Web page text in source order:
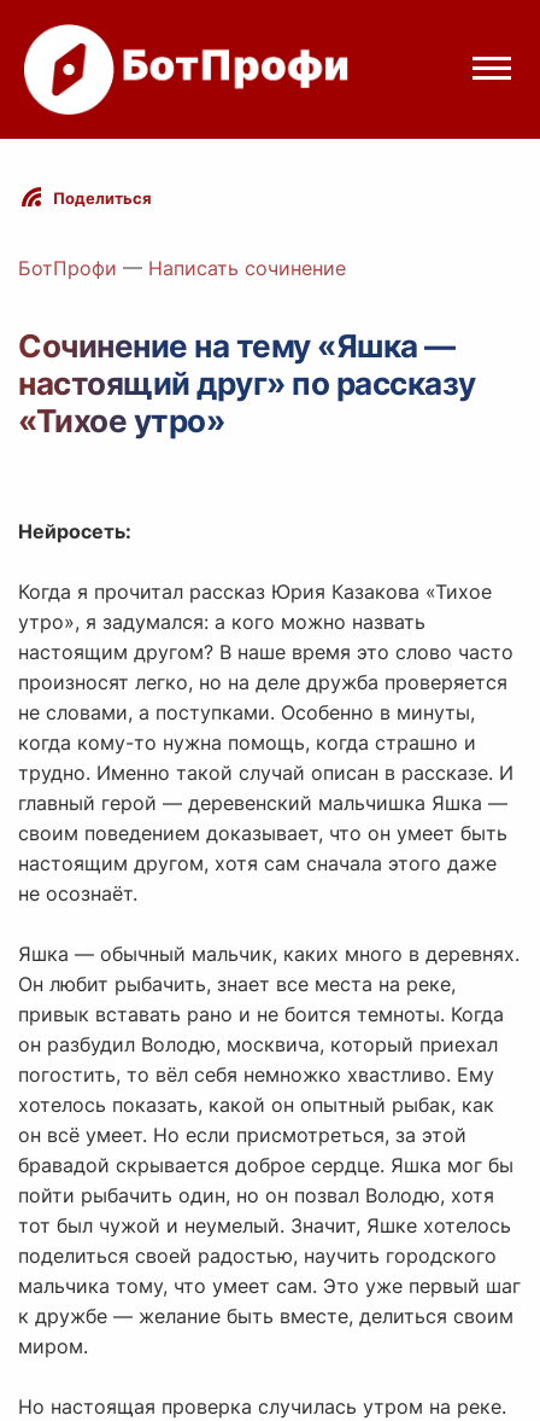
Режимы бота
Цены
Вход с Telegram
Поделиться
БотПрофи — Написать сочинение
Сочинение на тему «Яшка —
настоящий друг» по рассказу
«Тихое утро»
Нейросеть:
Когда я прочитал рассказ Юрия Казакова «Тихое
утро», я задумался: а кого можно назвать
настоящим другом? В наше время это слово часто
произносят легко, но на деле дружба проверяется
не словами, а поступками. Особенно в минуты,
когда кому-то нужна помощь, когда страшно и
трудно. Именно такой случай описан в рассказе. И
главный герой — деревенский мальчишка Яшка —
своим поведением доказывает, что он умеет быть
настоящим другом, хотя сам сначала этого даже
не осознаёт.
Яшка — обычный мальчик, каких много в деревнях.
Он любит рыбачить, знает все места на реке,
привык вставать рано и не боится темноты. Когда
он разбудил Володю, москвича, который приехал
погостить, то вёл себя немножко хвастливо. Ему
хотелось показать, какой он опытный рыбак, как
он всё умеет. Но если присмотреться, за этой
бравадой скрывается доброе сердце. Яшка мог бы
пойти рыбачить один, но он позвал Володю, хотя
тот был чужой и неумелый. Значит, Яшке хотелось
поделиться своей радостью, научить городского
мальчика тому, что умеет сам. Это уже первый шаг
к дружбе — желание быть вместе, делиться своим
миром.
Но настоящая проверка случилась утром на реке.